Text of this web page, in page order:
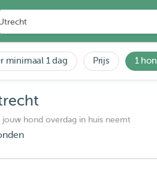
minimaal 1 dag Prijs 1
hond overdag in huis neemt